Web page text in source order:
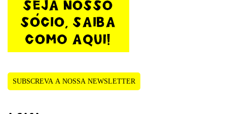
SUBSCREVA A NOSSA NEWSLETTER